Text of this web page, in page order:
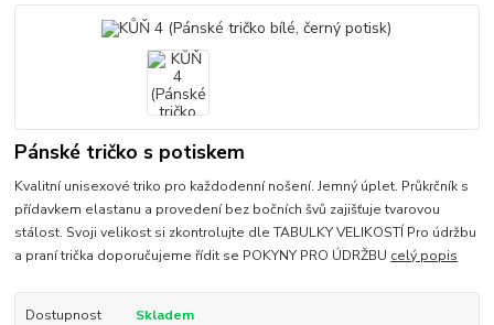
Pánské tričko s potiskem
Kvalitní unisexové triko pro každodenní nošení. Jemný úplet. Průkrčník s
přídavkem elastanu a provedení bez bočních švů zajišťuje tvarovou
stálost. Svoji velikost si zkontrolujte dle TABULKY VELIKOSTÍ Pro údržbu
a praní trička doporučujeme řídit se POKYNY PRO ÚDRŽBU celý popis
Dostupnost
Skladem